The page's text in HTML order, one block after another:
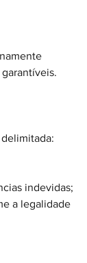
indevidas;
a legalidade